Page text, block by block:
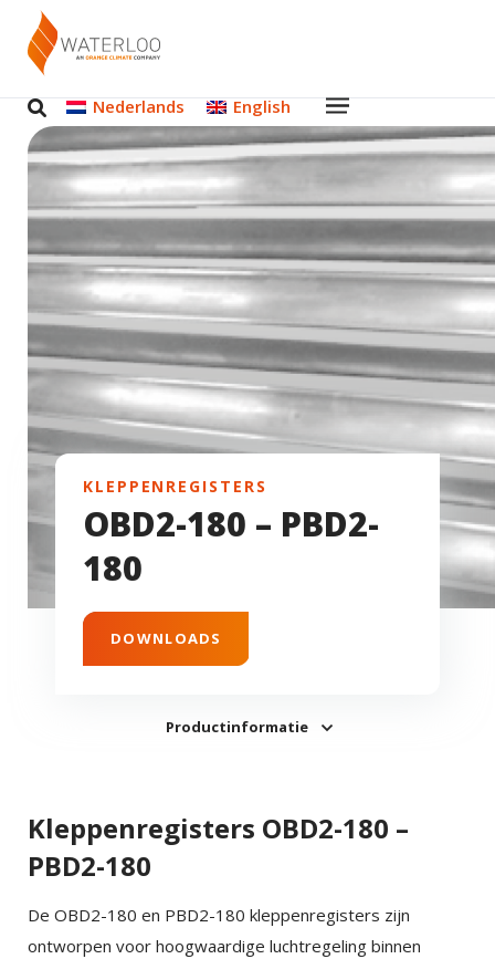
Nederlands English
KLEPPENREGISTERS
OBD2-180 – PBD2-
180
DOWNLOADS
Productinformatie
Kleppenregisters OBD2-180 –
PBD2-180
De OBD2-180 en PBD2-180 kleppenregisters zijn
ontworpen voor hoogwaardige luchtregeling binnen